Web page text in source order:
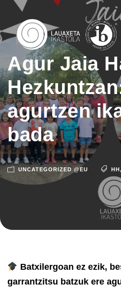
Agur Jaia
agurtzen
bada
UNCATEGORIZED @EU HH,
Batxilergoan ez ezik,
garrantzitsu batzuk ere